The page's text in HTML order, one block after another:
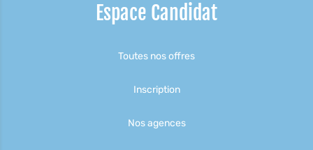
Espace Candidat
Toutes nos offres
Inscription
Nos agences